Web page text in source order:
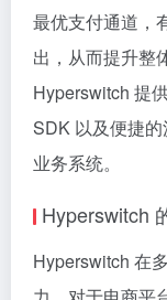
最优支付通道，
出，从而提升整
Hyperswitch 提
SDK 以及便捷
业务系统。
Hyperswitch
Hyperswitch 在